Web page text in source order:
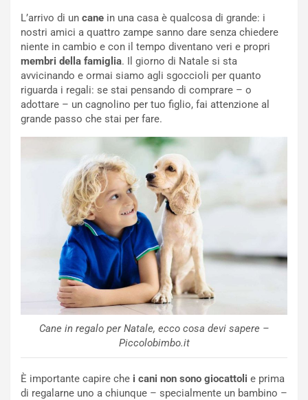
L’arrivo di un cane in una casa è qualcosa di grande: i
nostri amici a quattro zampe sanno dare senza chiedere
niente in cambio e con il tempo diventano veri e propri
membri della famiglia. Il giorno di Natale si sta
avvicinando e ormai siamo agli sgoccioli per quanto
riguarda i regali: se stai pensando di comprare – o
adottare – un cagnolino per tuo figlio, fai attenzione al
grande passo che stai per fare.
Cane in regalo per Natale, ecco cosa devi sapere –
Piccolobimbo.it
È importante capire che i cani non sono giocattoli e prima
di regalarne uno a chiunque – specialmente un bambino –